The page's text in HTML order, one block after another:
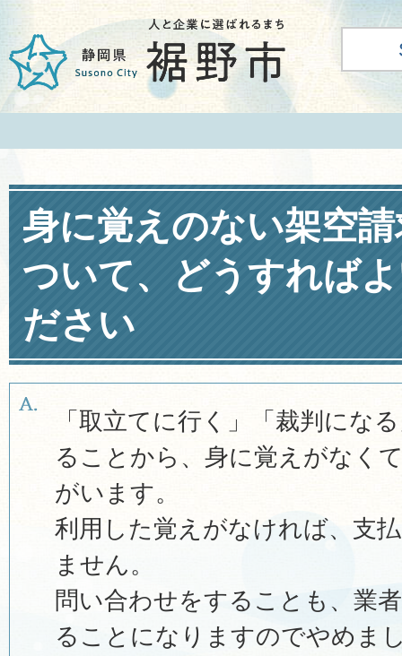
身に覚えのない架空
ついて、どうすれば
ださい
「取立てに行く」「裁判にな
ることから、身に覚えがなく
がいます。
利用した覚えがなければ、支
ません。
問い合わせをすることも、業
ることになりますのでやめま